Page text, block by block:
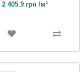
2 405.9 грн /м²